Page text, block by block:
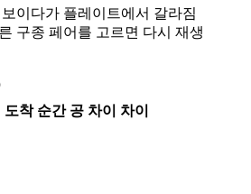
이다가 플레이트에서 갈라짐
구종 페어를 고르면 다시 재생
도착 순간 공 차이
차이